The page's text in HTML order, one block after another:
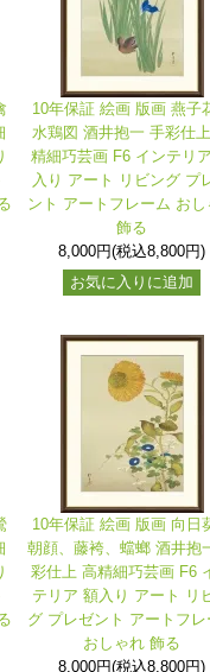
10年保証 絵画 版画 燕子
水鶏図 酒井抱一 手彩仕
精細巧芸画 F6 インテリ
入り アート リビング プ
ント アートフレーム おし
飾る
8,000円(税込8,800円)
お気に入りに追加
10年保証 絵画 版画 向日
朝顔、藤袴、蟷螂 酒井抱
彩仕上 高精細巧芸画 F6
テリア 額入り アート リ
グ プレゼント アートフレ
おしゃれ 飾る
8,000円(税込8,800円)